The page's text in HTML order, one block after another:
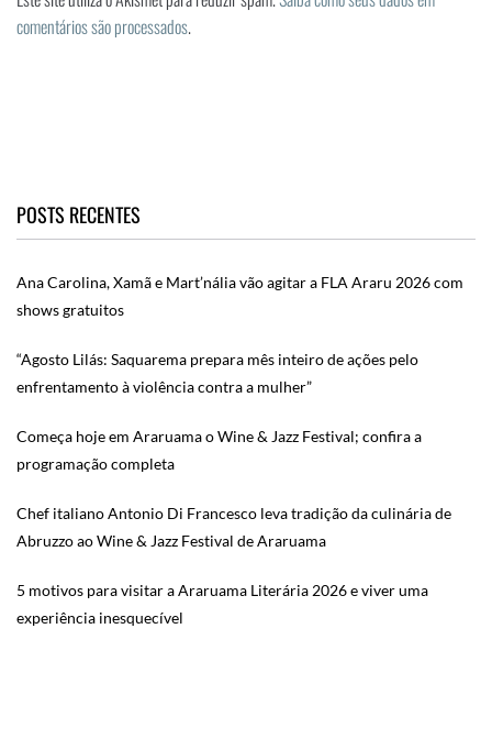
comentários são processados.
POSTS RECENTES
Ana Carolina, Xamã e Mart’nália vão agitar a FLA Araru 2026 com
shows gratuitos
“Agosto Lilás: Saquarema prepara mês inteiro de ações pelo
enfrentamento à violência contra a mulher”
Começa hoje em Araruama o Wine & Jazz Festival; confira a
programação completa
Chef italiano Antonio Di Francesco leva tradição da culinária de
Abruzzo ao Wine & Jazz Festival de Araruama
5 motivos para visitar a Araruama Literária 2026 e viver uma
experiência inesquecível